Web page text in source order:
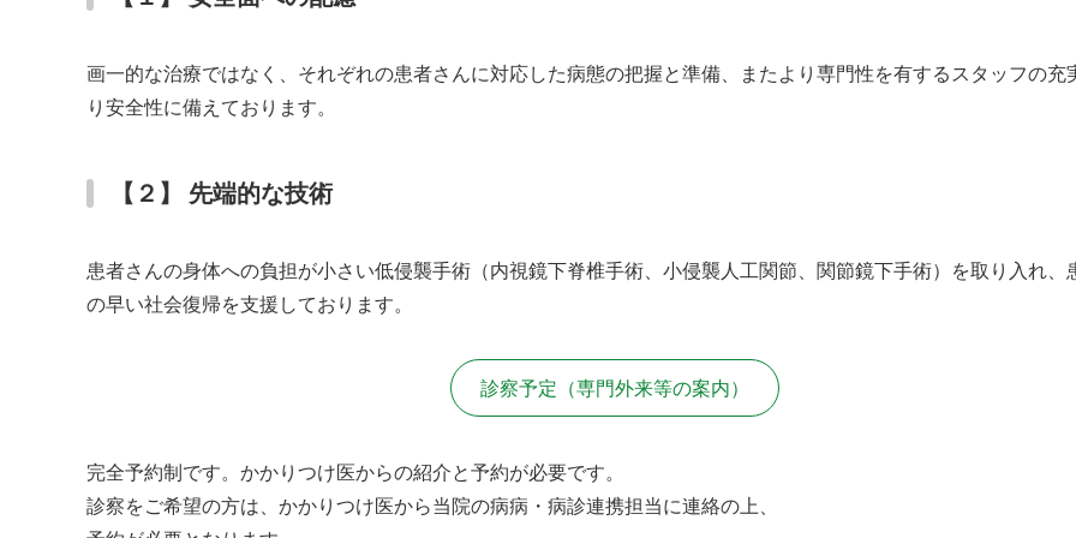
画一的な治療ではなく、それぞれの患者さんに対応した病態の把握と準備、またより専門性を有するスタッフの充
り安全性に備えております。
【２】 先端的な技術
患者さんの身体への負担が小さい低侵襲手術（内視鏡下脊椎手術、小侵襲人工関節、関節鏡下手術）を取り入れ、
の早い社会復帰を支援しております。
診察予定（専門外来等の案内）
完全予約制です。かかりつけ医からの紹介と予約が必要です。
診察をご希望の方は、かかりつけ医から当院の病病・病診連携担当に連絡の上、